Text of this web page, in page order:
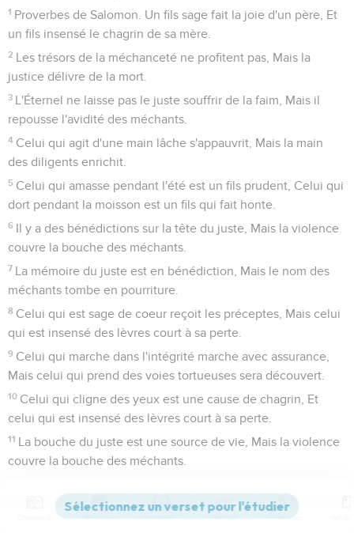
1 Proverbes de Salomon. Un fils sage fait la joie d'un père, Et
un fils insensé le chagrin de sa mère.
2 Les trésors de la méchanceté ne profitent pas, Mais la
justice délivre de la mort.
3 L'Éternel ne laisse pas le juste souffrir de la faim, Mais il
repousse l'avidité des méchants.
4 Celui qui agit d'une main lâche s'appauvrit, Mais la main
des diligents enrichit.
5 Celui qui amasse pendant l'été est un fils prudent, Celui qui
dort pendant la moisson est un fils qui fait honte.
6 Il y a des bénédictions sur la tête du juste, Mais la violence
couvre la bouche des méchants.
7 La mémoire du juste est en bénédiction, Mais le nom des
méchants tombe en pourriture.
8 Celui qui est sage de coeur reçoit les préceptes, Mais celui
qui est insensé des lèvres court à sa perte.
9 Celui qui marche dans l'intégrité marche avec assurance,
Mais celui qui prend des voies tortueuses sera découvert.
10 Celui qui cligne des yeux est une cause de chagrin, Et
celui qui est insensé des lèvres court à sa perte.
11 La bouche du juste est une source de vie, Mais la violence
couvre la bouche des méchants.
les fautes.
Versions Commentaires Strong